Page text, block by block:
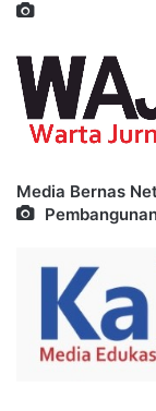
Media Bernas